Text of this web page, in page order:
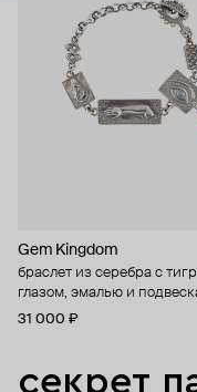
Gem Kingdom
браслет из серебра с
глазом, эмалью и
«ухо, глаз, рука»
31 000 ₽
секрет